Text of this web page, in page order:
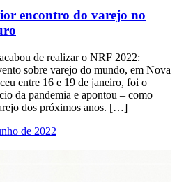
encontro do varejo no
de realizar o NRF 2022:
sobre varejo do mundo, em Nova
entre 16 e 19 de janeiro, foi o
da pandemia e apontou – como
dos próximos anos. […]
de 2022